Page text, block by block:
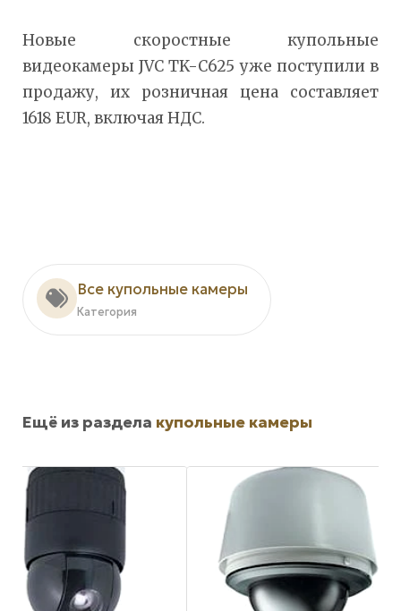
Новые скоростные купольные
видеокамеры JVC TK-C625 уже поступили в
продажу, их розничная цена составляет
1618 EUR, включая НДС.
Все купольные камеры
Категория
Ещё из раздела купольные камеры